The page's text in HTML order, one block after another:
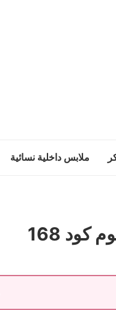
ملابس داخلية نسائية
168